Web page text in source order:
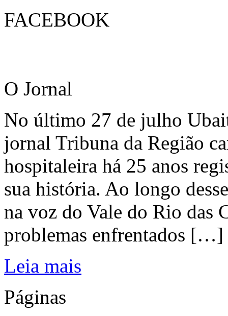
FACEBOOK
O Jornal
No último 27 de julho
jornal Tribuna da Região
hospitaleira há 25 anos
sua história. Ao longo
na voz do Vale do Rio das
problemas enfrentados […]
Leia mais
Páginas